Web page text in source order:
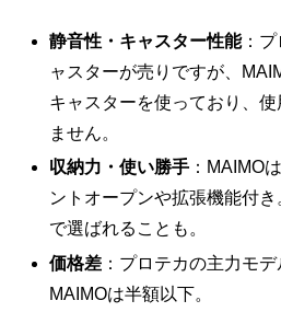
静音性・キャスター性能：プ
ャスターが売りですが、
キャスターを使っており、
ません。
収納力・使い勝手 ：MAIMO
ントオープンや拡張機能付
で選ばれることも。
価格差 ：プロテカの主力モ
MAIMOは半額以下。